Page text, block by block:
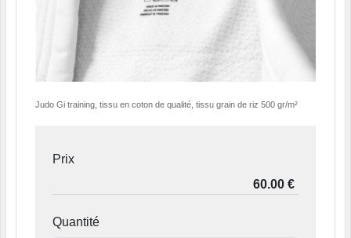
Judo Gi training, tissu en coton de qualité, tissu grain de riz 500 gr/m²
Prix
Quantité